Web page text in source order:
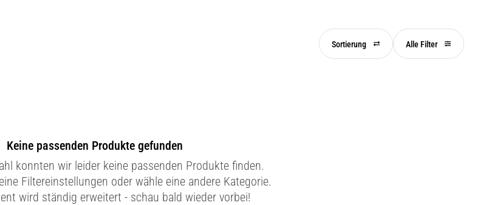
Sortierung Alle Filter
Keine passenden Produkte gefunden
konnten wir leider keine passenden Produkte finden.
Filtereinstellungen oder wähle eine andere Kategorie.
wird ständig erweitert - schau bald wieder vorbei!